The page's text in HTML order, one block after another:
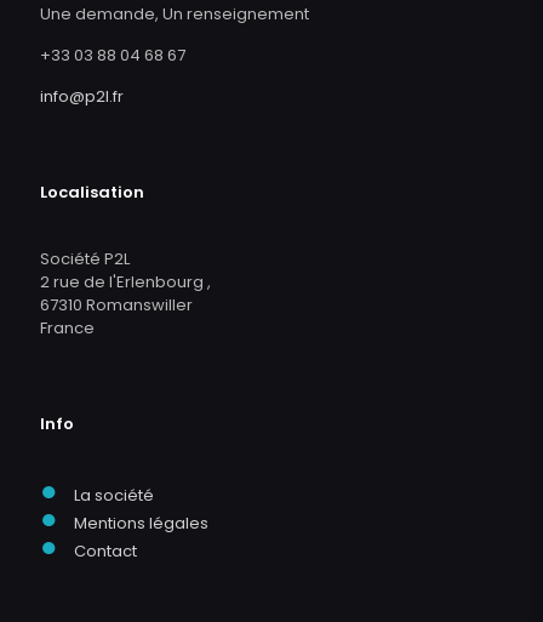
Une demande, Un renseignement
+33 03 88 04 68 67
info@p2l.fr
Localisation
Société P2L
2 rue de l'Erlenbourg ,
67310 Romanswiller
France
Info
● La société
● Mentions légales
● Contact